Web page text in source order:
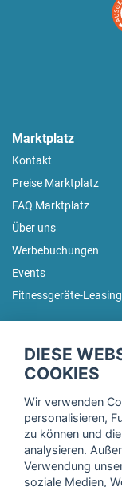
Marktplatz
Kontakt
Preise Marktplatz
FAQ Marktplatz
Über uns
Werbebuchungen
Events
Fitnessgeräte-Leasing
Trage dich hier für
Ich stimme der
DIESE
COOKIES
Wir verwenden
personalisieren,
zu können und
analysieren.
Verwendung
soziale Medien,